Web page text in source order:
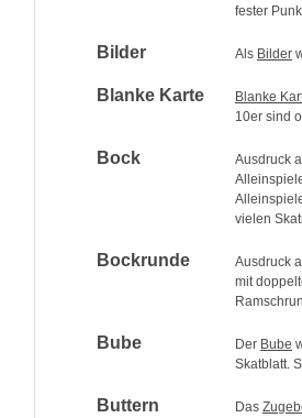
fester
Bilder Als Bilder
Blanke Karte
Blanke
10er sind
Bock
Ausdruck
vielen
Bockrunde
Ausdruck
mit
Bube Der Bube
Skatblatt.
Buttern Das